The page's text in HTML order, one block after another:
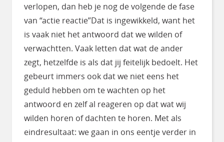
verlopen, dan heb je nog de volgende de fase
van “actie reactie”Dat is ingewikkeld, want het
is vaak niet het antwoord dat we wilden of
verwachtten. Vaak letten dat wat de ander
zegt, hetzelfde is als dat jij feitelijk bedoelt. Het
gebeurt immers ook dat we niet eens het
geduld hebben om te wachten op het
antwoord en zelf al reageren op dat wat wij
wilden horen of dachten te horen. Met als
eindresultaat: we gaan in ons eentje verder in